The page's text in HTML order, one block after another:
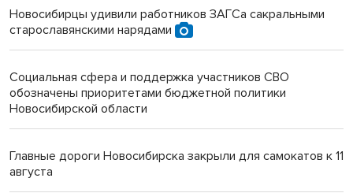
Новосибирцы удивили работников ЗАГСа сакральными
старославянскими нарядами
Социальная сфера и поддержка участников СВО
обозначены приоритетами бюджетной политики
Новосибирской области
Главные дороги Новосибирска закрыли для самокатов к 11
августа